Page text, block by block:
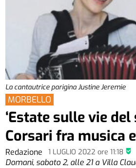
La cantautrice parigina Justine Jeremie
Redazione 1 LUGLIO 2022ore 11:18
MORBELLO
‘Estate sulle vie del
Corsari fra musica
Domani, sabato 2, alle 21 a Villa